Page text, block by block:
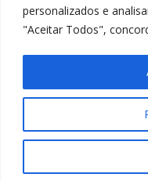
personalizados e
"Aceitar Todos",
Copyright © 2026 PR